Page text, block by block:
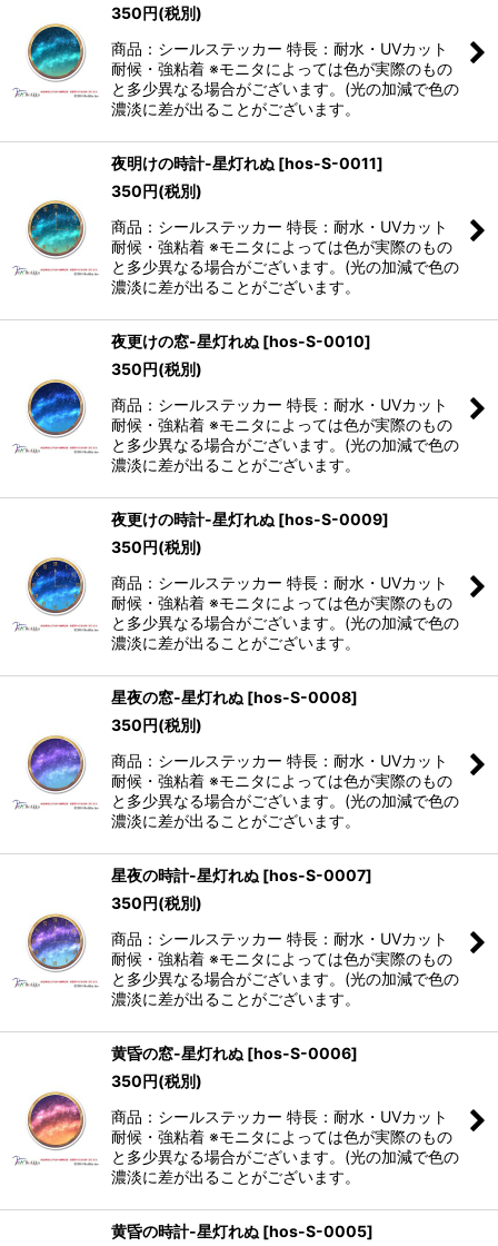
350円(税別)
商品：シールステッカー 特長：耐水・UVカット
耐候・強粘着 ※モニタによっては色が実際のもの
と多少異なる場合がございます。(光の加減で色の
濃淡に差が出ることがございます。
夜明けの時計-星灯れぬ [hos-S-0011]
350円(税別)
商品：シールステッカー 特長：耐水・UVカット
耐候・強粘着 ※モニタによっては色が実際のもの
と多少異なる場合がございます。(光の加減で色の
濃淡に差が出ることがございます。
夜更けの窓-星灯れぬ [hos-S-0010]
350円(税別)
商品：シールステッカー 特長：耐水・UVカット
耐候・強粘着 ※モニタによっては色が実際のもの
と多少異なる場合がございます。(光の加減で色の
濃淡に差が出ることがございます。
夜更けの時計-星灯れぬ [hos-S-0009]
350円(税別)
商品：シールステッカー 特長：耐水・UVカット
耐候・強粘着 ※モニタによっては色が実際のもの
と多少異なる場合がございます。(光の加減で色の
濃淡に差が出ることがございます。
星夜の窓-星灯れぬ [hos-S-0008]
350円(税別)
商品：シールステッカー 特長：耐水・UVカット
耐候・強粘着 ※モニタによっては色が実際のもの
と多少異なる場合がございます。(光の加減で色の
濃淡に差が出ることがございます。
星夜の時計-星灯れぬ [hos-S-0007]
350円(税別)
商品：シールステッカー 特長：耐水・UVカット
耐候・強粘着 ※モニタによっては色が実際のもの
と多少異なる場合がございます。(光の加減で色の
濃淡に差が出ることがございます。
黄昏の窓-星灯れぬ [hos-S-0006]
350円(税別)
商品：シールステッカー 特長：耐水・UVカット
耐候・強粘着 ※モニタによっては色が実際のもの
と多少異なる場合がございます。(光の加減で色の
濃淡に差が出ることがございます。
黄昏の時計-星灯れぬ [hos-S-0005]